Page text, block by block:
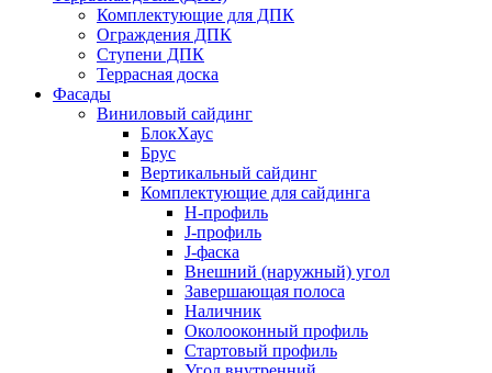
Комплектующие для ДПК
Ограждения ДПК
Ступени ДПК
Террасная доска
Фасады
Виниловый сайдинг
БлокХаус
Брус
Вертикальный сайдинг
Комплектующие для сайдинга
H-профиль
J-профиль
J-фаска
Внешний (наружный) угол
Завершающая полоса
Наличник
Околооконный профиль
Стартовый профиль